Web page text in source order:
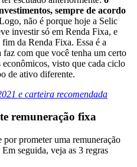
sempre de acordo
não é porque hoje a Selic
investir só em Renda Fixa, e
da Renda Fixa. Essa é a
com que você tenha um certo
visto que cada ciclo
de ativo diferente.
e carteira recomendada
remuneração fixa
por prometer uma remuneração
seguida, veja as 3 regras